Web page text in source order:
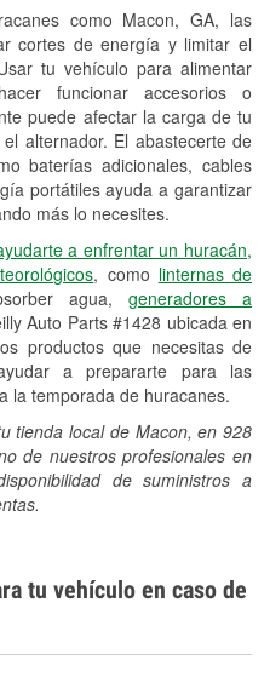
como Macon, GA, las
cortes de energía y limitar el
tu vehículo para alimentar
funcionar accesorios o
puede afectar la carga de tu
alternador. El abastecerte de
baterías adicionales, cables
portátiles ayuda a garantizar
más lo necesites.
a enfrentar un huracán,
, como linternas de
agua, generadores a
Auto Parts #1428 ubicada en
productos que necesitas de
a prepararte para las
la temporada de huracanes.
tienda local de Macon, en 928
de nuestros profesionales en
de suministros a
tu vehículo en caso de